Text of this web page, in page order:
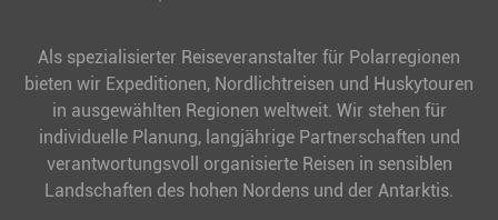
Als spezialisierter Reiseveranstalter für Polarregionen
bieten wir Expeditionen, Nordlichtreisen und Huskytouren
in ausgewählten Regionen weltweit. Wir stehen für
individuelle Planung, langjährige Partnerschaften und
verantwortungsvoll organisierte Reisen in sensiblen
Landschaften des hohen Nordens und der Antarktis.